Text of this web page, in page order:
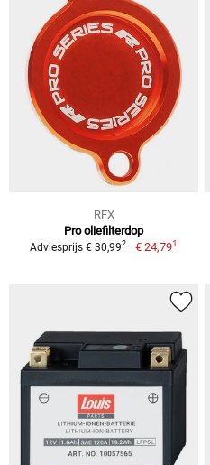
RFX
Pro oliefilterdop
Adviesprijs € 30,992 € 24,791